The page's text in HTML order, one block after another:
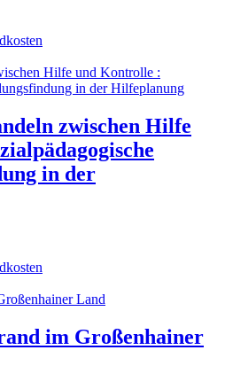
zwischen Hilfe
in der
im Großenhainer